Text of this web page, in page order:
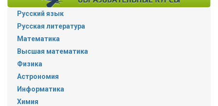
Русский язык
Русская литература
Математика
Высшая математика
Физика
Астрономия
Информатика
Химия